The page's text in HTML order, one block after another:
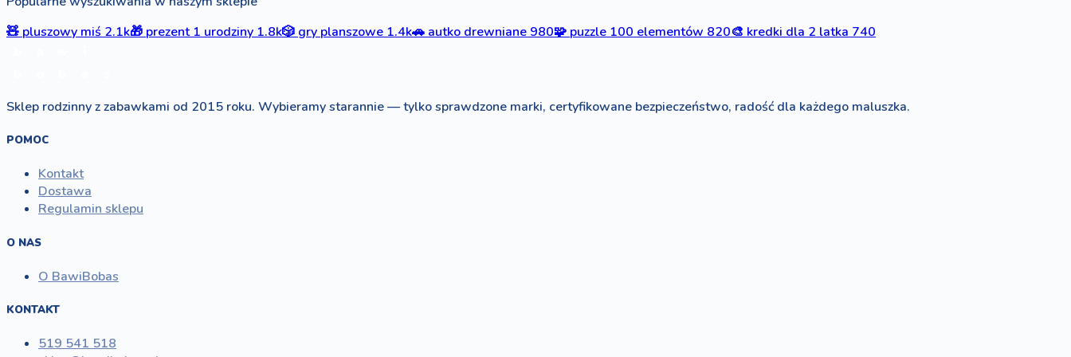
🧸 pluszowy miś 2.1k🎁 prezent 1 urodziny 1.8k🎲 gry planszowe 1.4k🚗 autko drewniane 980🧩 puzzle 100 elementów 820🎨 kredki dla 2 latka 740
Sklep rodzinny z zabawkami od 2015 roku. Wybieramy starannie — tylko sprawdzone marki, certyfikowane bezpieczeństwo, radość dla każdego maluszka.
POMOC
Kontakt
Dostawa
Regulamin sklepu
O NAS
O BawiBobas
KONTAKT
519 541 518